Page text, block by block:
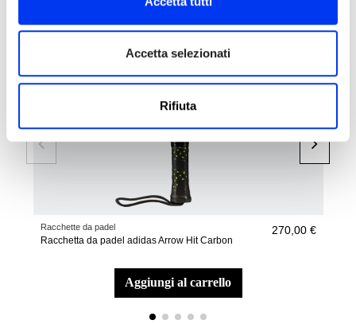
Accetta selezionati
Rifiuta
Racchette da padel
Racchetta da padel adidas Arrow Hit Carbon
270,00 €
aggiungi al carrello